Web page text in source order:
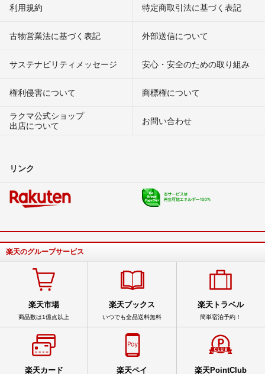
利用規約 特定商取引法に基づく表記
古物営業法に基づく表記 外部送信について
サステナビリティメッセージ 安心・安全のための取り組み
権利侵害について
商標権について
ラクマ公式ショップ
出店について
お問い合わせ
リンク
楽天のグループサービス
楽天市場
商品数は1億点以上
楽天ブックス
いつでも全品送料無料
楽天トラベル
簡単宿泊予約！
楽天カード 楽天ペイ 楽天PointClub